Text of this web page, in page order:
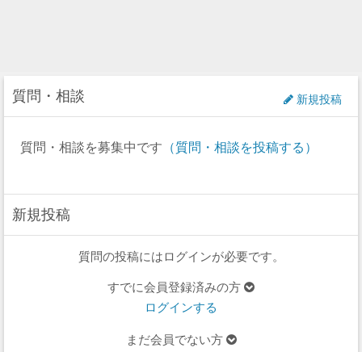
質問・相談 新規投稿
質問・相談を募集中です （質問・相談を投稿する）
新規投稿
質問の投稿にはログインが必要です。
すでに会員登録済みの方
ログインする
まだ会員でない方